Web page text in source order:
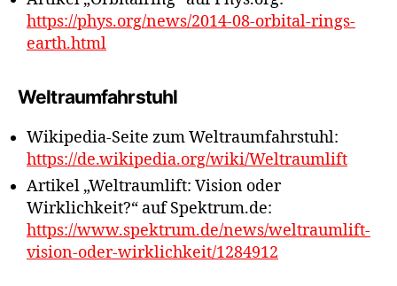
https://phys.org/news/2014-08-orbital-rings-
earth.html
Weltraumfahrstuhl
Wikipedia-Seite zum Weltraumfahrstuhl:
https://de.wikipedia.org/wiki/Weltraumlift
Artikel „Weltraumlift: Vision oder
Wirklichkeit?“ auf Spektrum.de:
https://www.spektrum.de/news/weltraumlift-
vision-oder-wirklichkeit/1284912